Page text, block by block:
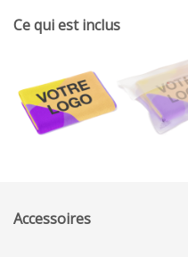
Ce qui est inclus
Accessoires